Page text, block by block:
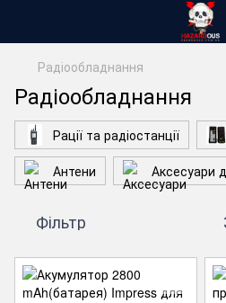
Радіообладнання
Радіообладнання
Рації та радіостанції
Антени
Аксесуари
Фільтр